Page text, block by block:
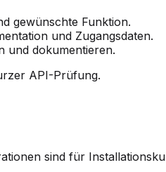
gewünschte Funktion.
und Zugangsdaten.
und dokumentieren.
API-Prüfung.
sind für